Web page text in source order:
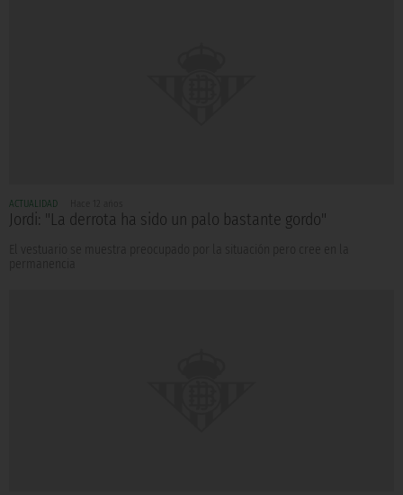
ACTUALIDAD
Jordi: "La derrota ha sido un palo bastante gordo"
El vestuario se muestra preocupado por la situación pero cree en la